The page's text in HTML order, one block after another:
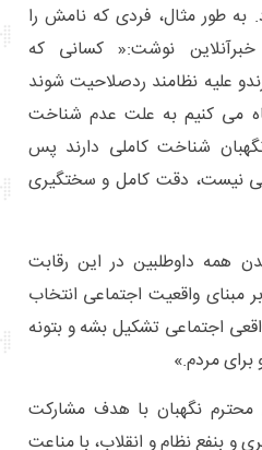
به طور مثال، فردی که نامش را
نوشت:« کسانی که
علیه نظامند ردصلاحیت شوند
می کنیم به علت عدم شناخت
شناخت کاملی دارند پس
نیست، دقت کامل و سختگیری
همه داوطلبین در این رقابت
مبنای واقعیت اجتماعی انتخاب
اجتماعی تشکیل بشه و بتونه
برای مردم.»
نگهبان با هدف مشارکت
و بنفع نظام و انقلاب، با مناعت